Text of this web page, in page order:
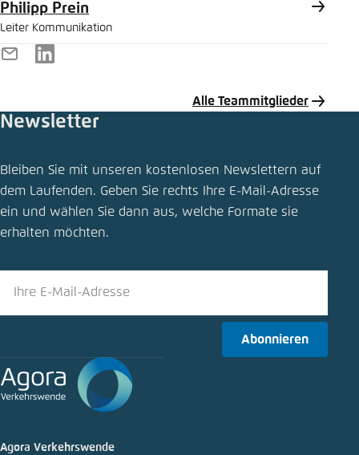
Philipp Prein
Leiter Kommunikation
E-
LinkedIn
Alle Teammitglieder
Städte als Vorreiter für Ausbau von
Elektromobilität
Schliessen
In die Zwischenablage kopieren
Newsletter
Bleiben Sie mit unseren kostenlosen Newslettern auf
dem Laufenden. Geben Sie rechts Ihre E-Mail-Adresse
ein und wählen Sie dann aus, welche Formate sie
erhalten möchten.
Abonnieren
Agora Verkehrswende